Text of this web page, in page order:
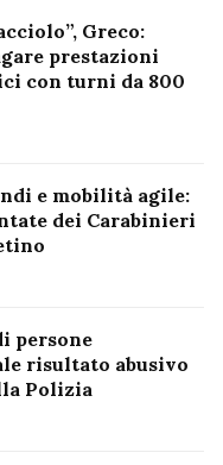
Greco:
prestazioni
con turni da 800
e mobilità agile:
dei Carabinieri
persone
risultato abusivo
Polizia